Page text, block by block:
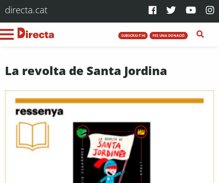
directa.cat
SUBSCRIU-T'HI FES UNA DONACIÓ
La revolta de Santa Jordina